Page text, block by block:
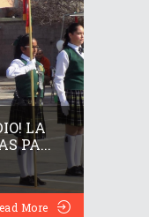
LA
PA...
More